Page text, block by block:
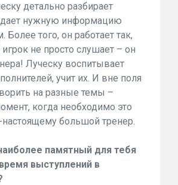
детально разбирает
нужную информацию
Более того, он работает так,
не просто слушает – он
Луческу воспитывает
учит их. И вне поля
на разные темы –
когда необходимо это
большой тренер.
памятный для тебя
выступлений в